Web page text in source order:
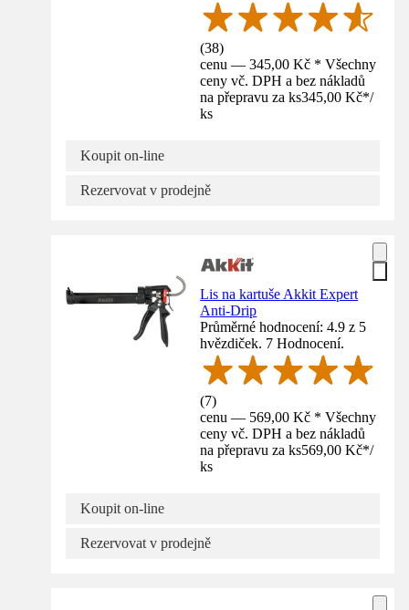
(38)
cenu — 345,00 Kč * Všechny
ceny vč. DPH a bez nákladů
na přepravu za ks345,00 Kč*/
ks
Koupit on-line
Rezervovat v prodejně
Lis na kartuše Akkit Expert
Anti-Drip
Průměrné hodnocení: 4.9 z 5
hvězdiček. 7 Hodnocení.
(7)
cenu — 569,00 Kč * Všechny
ceny vč. DPH a bez nákladů
na přepravu za ks569,00 Kč*/
ks
Koupit on-line
Rezervovat v prodejně